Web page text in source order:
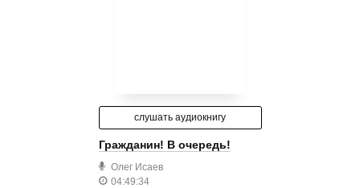
слушать аудиокнигу
Гражданин! В очередь!
Олег Исаев
04:49:34